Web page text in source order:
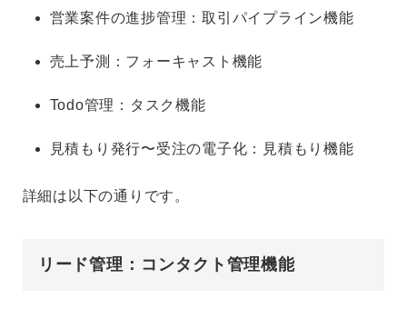
営業案件の進捗管理：取引パイプライン機能
売上予測：フォーキャスト機能
Todo管理：タスク機能
見積もり発行〜受注の電子化：見積もり機能
詳細は以下の通りです。
リード管理：コンタクト管理機能